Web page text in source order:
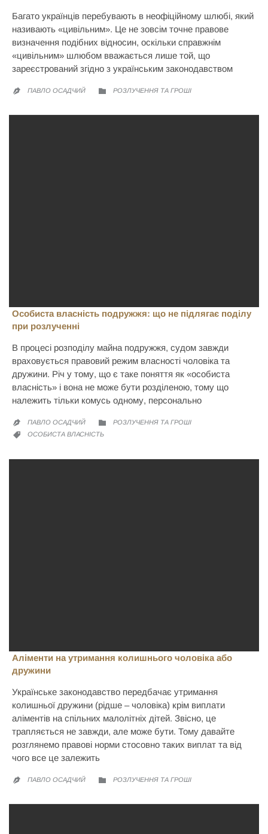
Багато українців перебувають в неофіційному шлюбі, який
називають «цивільним». Це не зовсім точне правове
визначення подібних відносин, оскільки справжнім
«цивільним» шлюбом вважається лише той, що
зареєстрований згідно з українським законодавством
 ПАВЛО ОСАДЧИЙ  CATEGORY
РОЗЛУЧЕННЯ ТА ГРОШІ
Особиста власність подружжя: що не підлягає поділу
при розлученні
В процесі розподілу майна подружжя, судом завжди
враховується правовий режим власності чоловіка та
дружини. Річ у тому, що є таке поняття як «особиста
власність» і вона не може бути розділеною, тому що
належить тільки комусь одному, персонально
 ПАВЛО ОСАДЧИЙ  CATEGORY
РОЗЛУЧЕННЯ ТА ГРОШІ
 CATEGORY
ОСОБИСТА ВЛАСНІСТЬ
Аліменти на утримання колишнього чоловіка або
дружини
Українське законодавство передбачає утримання
колишньої дружини (рідше – чоловіка) крім виплати
аліментів на спільних малолітніх дітей. Звісно, це
трапляється не завжди, але може бути. Тому давайте
розглянемо правові норми стосовно таких виплат та від
чого все це залежить
 ПАВЛО ОСАДЧИЙ  CATEGORY
РОЗЛУЧЕННЯ ТА ГРОШІ